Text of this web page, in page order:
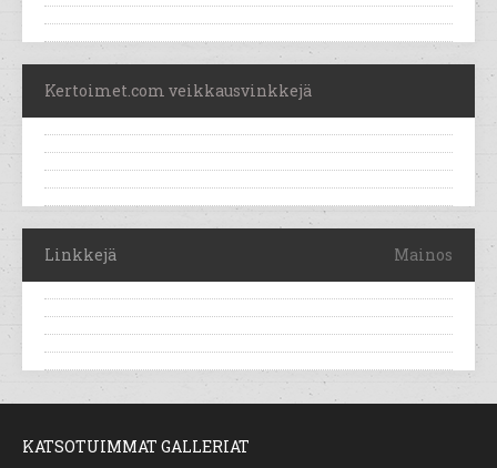
Kertoimet.com veikkausvinkkejä
Linkkejä Mainos
KATSOTUIMMAT GALLERIAT